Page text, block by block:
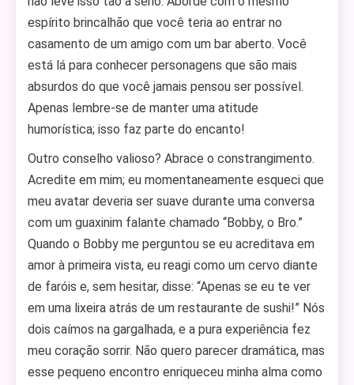
espírito brincalhão que você teria ao entrar no
casamento de um amigo com um bar aberto. Você
está lá para conhecer personagens que são mais
absurdos do que você jamais pensou ser possível.
Apenas lembre-se de manter uma atitude
humorística; isso faz parte do encanto!
Outro conselho valioso? Abrace o constrangimento.
Acredite em mim; eu momentaneamente esqueci que
meu avatar deveria ser suave durante uma conversa
com um guaxinim falante chamado “Bobby, o Bro.”
Quando o Bobby me perguntou se eu acreditava em
amor à primeira vista, eu reagi como um cervo diante
de faróis e, sem hesitar, disse: “Apenas se eu te ver
em uma lixeira atrás de um restaurante de sushi!” Nós
dois caímos na gargalhada, e a pura experiência fez
meu coração sorrir. Não quero parecer dramática, mas
esse pequeno encontro enriqueceu minha alma como